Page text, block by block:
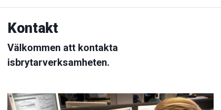
Kontakt
Välkommen att kontakta
isbrytarverksamheten.